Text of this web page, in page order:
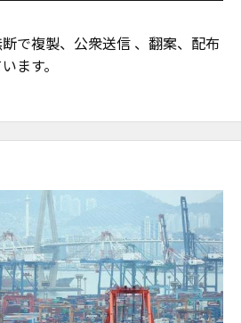
で複製、公衆送信 、翻案、配布
ます。